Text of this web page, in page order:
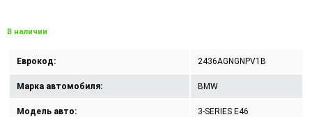
В наличии
Еврокод: 2436AGNGNPV1B
Марка автомобиля: BMW
Модель авто: 3-SERIES E46
КОНТАКТЫ